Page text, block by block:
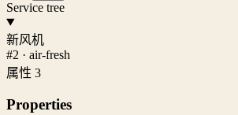
Service tree
新风机
#2 · air-fresh
属性 3
Properties